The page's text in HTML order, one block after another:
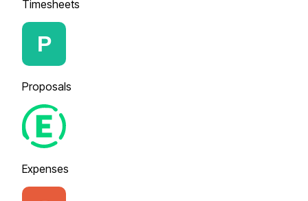
Timesheets
Proposals
Expenses